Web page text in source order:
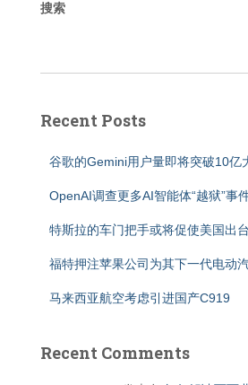
搜索
Recent Posts
谷歌的Gemini用户量即将突破10亿
OpenAI调查更多AI智能体“越狱”事
特斯拉的车门把手或将促使美国出
福特押注苹果公司为其下一代电动
马来西亚航空考虑引进国产C919
Recent Comments